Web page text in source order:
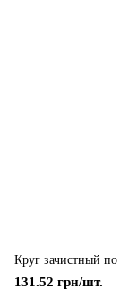
Круг зачистный
131.52 грн/шт.